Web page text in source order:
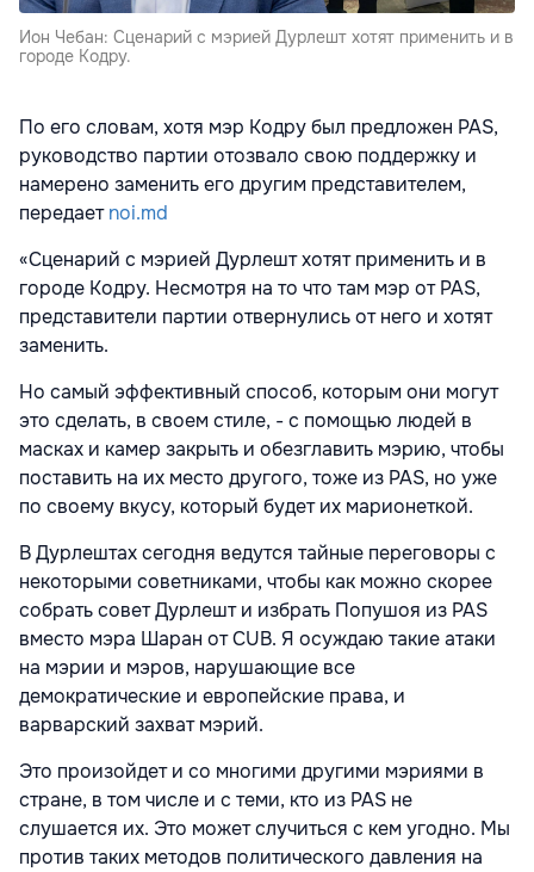
Ион Чебан: Сценарий с мэрией Дурлешт хотят применить и в
городе Кодру.
По его словам, хотя мэр Кодру был предложен PAS,
руководство партии отозвало свою поддержку и
намерено заменить его другим представителем,
передаетnoi.md
«Сценарий с мэрией Дурлешт хотят применить и в
городе Кодру. Несмотря на то что там мэр от PAS,
представители партии отвернулись от него и хотят
заменить.
Но самый эффективный способ, которым они могут
это сделать, в своем стиле, - с помощью людей в
масках и камер закрыть и обезглавить мэрию, чтобы
поставить на их место другого, тоже из PAS, но уже
по своему вкусу, который будет их марионеткой.
В Дурлештах сегодня ведутся тайные переговоры с
некоторыми советниками, чтобы как можно скорее
собрать совет Дурлешт и избрать Попушоя из PAS
вместо мэра Шаран от CUB. Я осуждаю такие атаки
на мэрии и мэров, нарушающие все
демократические и европейские права, и
варварский захват мэрий.
Это произойдет и со многими другими мэриями в
стране, в том числе и с теми, кто из PAS не
слушается их. Это может случиться с кем угодно. Мы
против таких методов политического давления на